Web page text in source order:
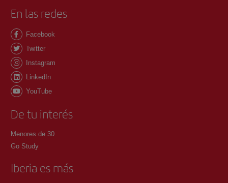
En las redes
Facebook
Twitter
Instagram
LinkedIn
YouTube
De tu interés
Menores de 30
Go Study
Iberia es más